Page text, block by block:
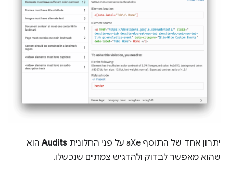
יתרון אחד של התוסף aXe על פני החלונית Auditsהוא
שהוא מאפשר לבדוק ולהדגיש צמתים שנכשלו.